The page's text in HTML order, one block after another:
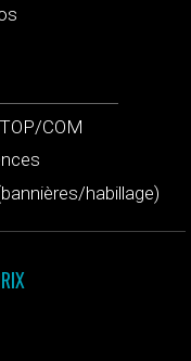
COM
habillage)